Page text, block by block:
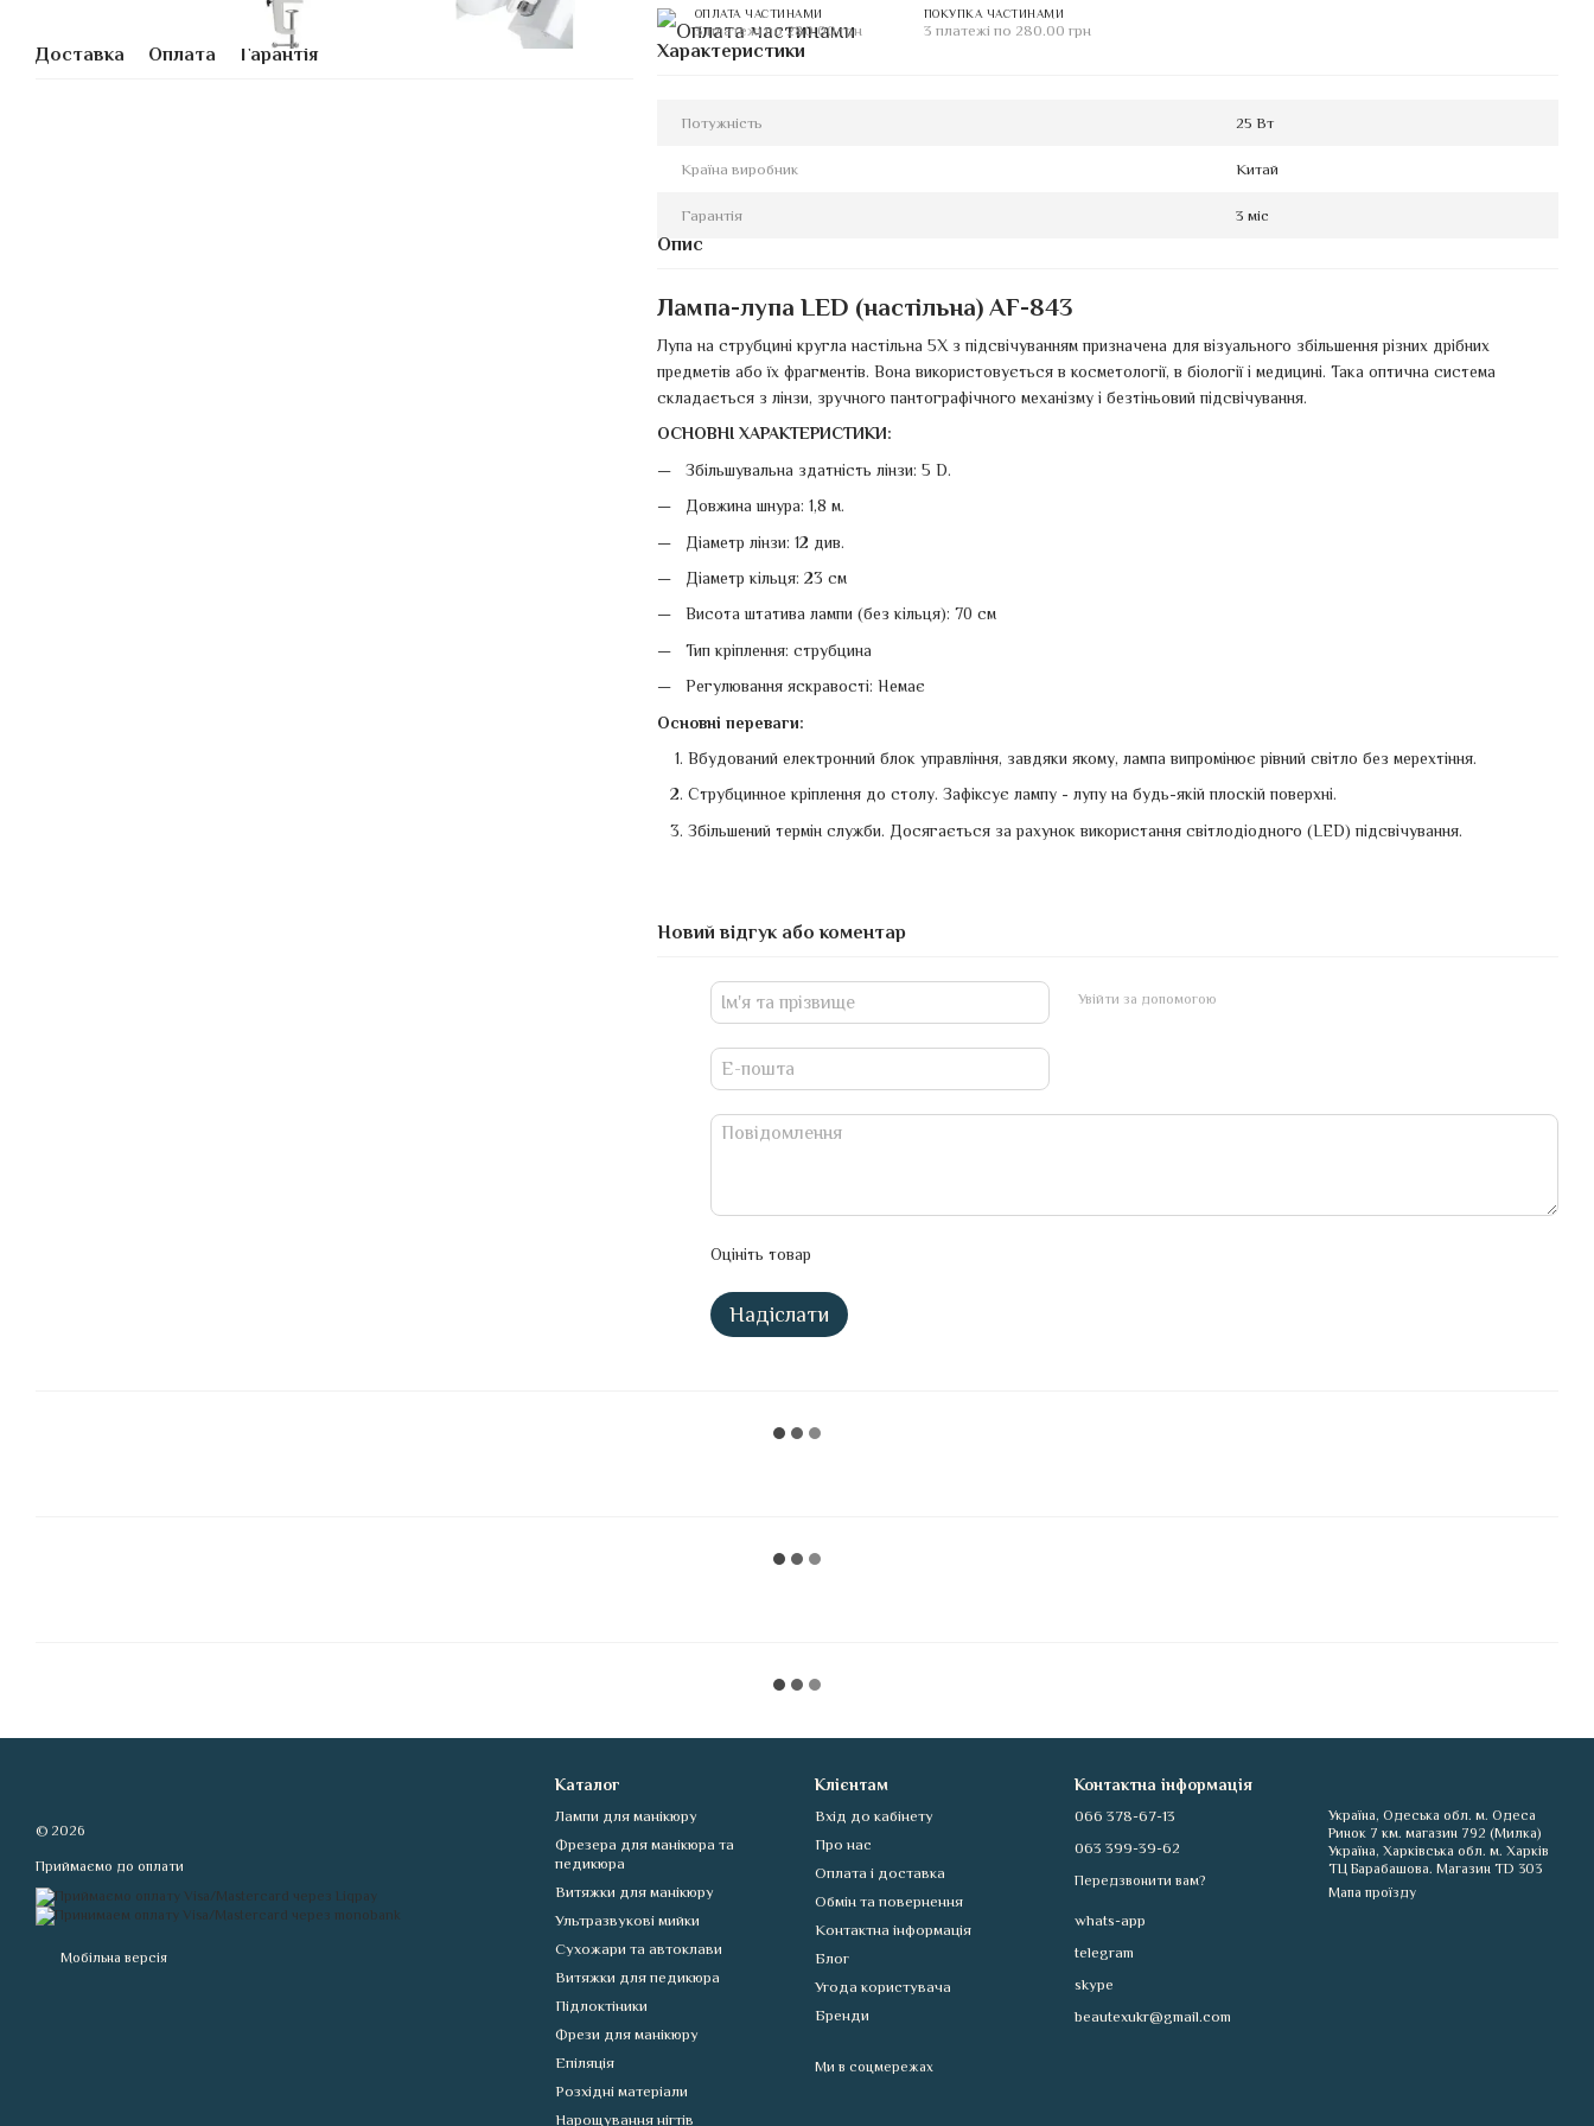
Доставка Оплата Гарантія
ОПЛАТА ЧАСТИНАМИ
3 платежі по 280.00 грн
ПОКУПКА ЧАСТИНАМИ
3 платежі по 280.00 грн
Характеристики
Потужність 25 Вт
Країна виробник Китай
Гарантія 3 міс
Опис
Лампа-лупа LED (настільна) AF-843
Лупа на струбцині кругла настільна 5Х з підсвічуванням призначена для візуального збільшення різних дрібних
предметів або їх фрагментів. Вона використовується в косметології, в біології і медицині. Така оптична система
складається з лінзи, зручного пантографічного механізму і безтіньовий підсвічування.
ОСНОВНІ ХАРАКТЕРИСТИКИ:
Збільшувальна здатність лінзи: 5 D.
Довжина шнура: 1,8 м.
Діаметр лінзи: 12 див.
Діаметр кільця: 23 см
Висота штатива лампи (без кільця): 70 см
Тип кріплення: струбцина
Регулювання яскравості: Немає
Основні переваги:
Вбудований електронний блок управління, завдяки якому, лампа випромінює рівний світло без мерехтіння.
Струбцинное кріплення до столу. Зафіксує лампу - лупу на будь-якій плоскій поверхні.
Збільшений термін служби. Досягається за рахунок використання світлодіодного (LED) підсвічування.
Новий відгук або коментар
Увійти за допомогою
Оцініть товар
Надіслати
© 2026
Приймаємо до оплати
Мобільна версія
Каталог
Лампи для манікюру
Фрезера для манікюра та
педикюра
Витяжки для манікюру
Ультразвукові мийки
Сухожари та автоклави
Витяжки для педикюра
Підлоктіники
Фрези для манікюру
Епіляція
Розхідні матеріали
Нарощування нігтів
Клієнтам
Вхід до кабінету
Про нас
Оплата і доставка
Обмін та повернення
Контактна інформація
Блог
Угода користувача
Бренди
Ми в соцмережах
Контактна інформація
066 378-67-13
063 399-39-62
Передзвонити вам?
whats-app
telegram
skype
beautexukr@gmail.com
Україна, Одеська обл. м. Одеса
Ринок 7 км. магазин 792 (Милка)
Україна, Харківська обл. м. Харків
ТЦ Барабашова. Магазин TD 303
Мапа проїзду